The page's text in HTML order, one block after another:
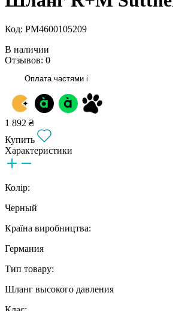
Код: РМ4600105209
В наличии
Отзывов: 0
Оплата частями i
1 892 ₴
Купить
Характеристики
Колір:
Черный
Країна виробництва:
Германия
Тип товару:
Шланг высокого давления